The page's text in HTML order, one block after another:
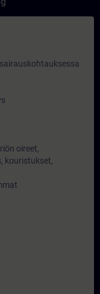
oireet,
kouristukset,